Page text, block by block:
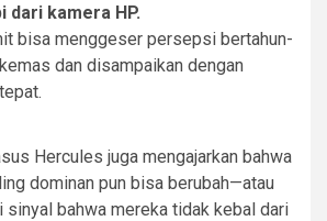
dari kamera HP.
bisa menggeser persepsi bertahun-
dan disampaikan dengan
Hercules juga mengajarkan bahwa
dominan pun bisa berubah—atau
sinyal bahwa mereka tidak kebal dari